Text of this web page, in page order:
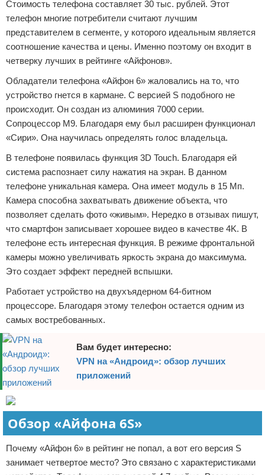
Стоимость телефона составляет 30 тыс. рублей. Этот
телефон многие потребители считают лучшим
представителем в сегменте, у которого идеальным является
соотношение качества и цены. Именно поэтому он входит в
четверку лучших в рейтинге «Айфонов».
Обладатели телефона «Айфон 6» жаловались на то, что
устройство гнется в кармане. С версией S подобного не
происходит. Он создан из алюминия 7000 серии.
Сопроцессор М9. Благодаря ему был расширен функционал
«Сири». Она научилась определять голос владельца.
В телефоне появилась функция 3D Touch. Благодаря ей
система распознает силу нажатия на экран. В данном
телефоне уникальная камера. Она имеет модуль в 15 Мп.
Камера способна захватывать движение объекта, что
позволяет сделать фото «живым». Нередко в отзывах пишут,
что смартфон записывает хорошее видео в качестве 4K. В
телефоне есть интересная функция. В режиме фронтальной
камеры можно увеличивать яркость экрана до максимума.
Это создает эффект передней вспышки.
Работает устройство на двухъядерном 64-битном
процессоре. Благодаря этому телефон остается одним из
самых востребованных.
Вам будет интересно:
VPN на «Андроид»: обзор лучших
приложений
Обзор «Айфона 6S»
Почему «Айфон 6» в рейтинг не попал, а вот его версия S
занимает четвертое место? Это связано с характеристиками